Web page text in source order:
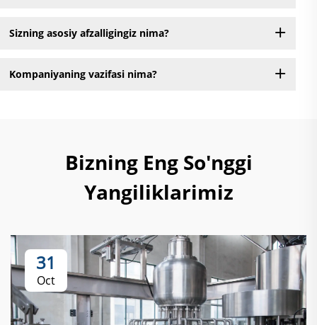
Sizning asosiy afzalligingiz nima?
Kompaniyaning vazifasi nima?
Bizning Eng So'nggi
Yangiliklarimiz
31
Oct